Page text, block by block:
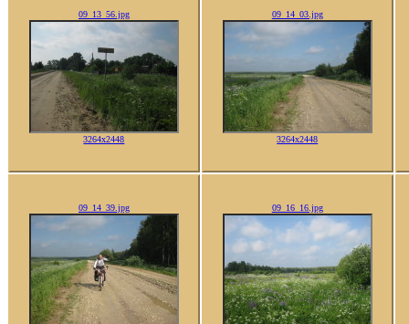
09_13_56.jpg
3264x2448
09_14_03.jpg
3264x2448
09_14_39.jpg 09_16_16.jpg